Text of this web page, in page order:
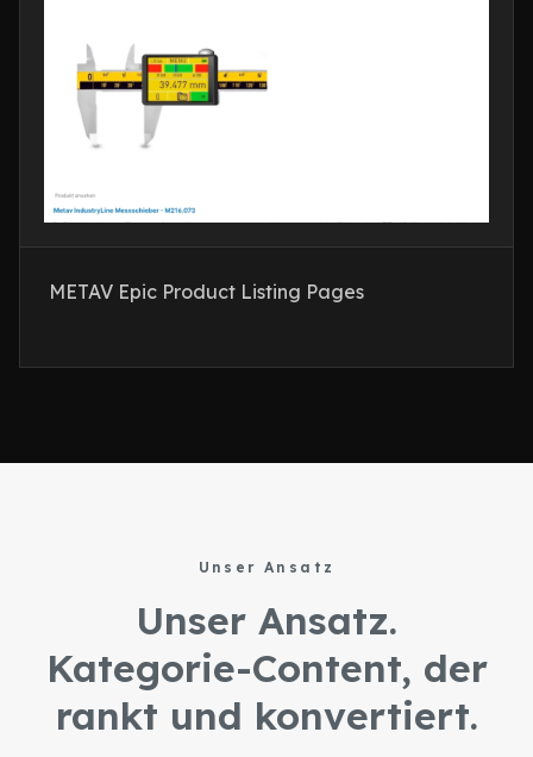
METAV Epic Product Listing Pages
Unser Ansatz
Unser Ansatz.
Kategorie-Content, der
rankt und konvertiert.